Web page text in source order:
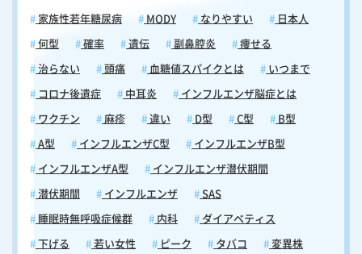
えます。もし「痛くない」方法でワクチン接種をお考えでしたら、従来
の注射型インフルエンザワクチンではなく、フルミスト点鼻液をお勧め
3】注射型ワクチンと併用は可能ですか？ 可能です。例えば、2回接種
対象者で1回目を注射型、2回目をフルミスト点鼻液で接種することがで
ん)。 【フルミスト点鼻液（経鼻インフルエンザワクチン）｜質問4】卵
アレルギーがある人でも接種可能ですか？ フルミスト点鼻液には卵成分
るアナフィラキシーの既往がある方は、フルミスト点鼻液の接種を避け
てください。軽度のアレルギーについては、事前に医師にご相談くださ
ワクチンとは？ 生ワクチンとは、弱毒化された生きたウイルスを使用し
家族性若年糖尿病 MODY なりやすい 日本人
何型 確率 遺伝 副鼻腔炎 痩せる
治らない 頭痛 血糖値スパイクとは いつまで
コロナ後遺症 中耳炎 インフルエンザ脳症とは
ワクチン 麻疹 違い D型 C型 B型
A型 インフルエンザC型 インフルエンザB型
インフルエンザA型 インフルエンザ潜伏期間
潜伏期間 インフルエンザ SAS
睡眠時無呼吸症候群 内科 ダイアベティス
下げる 若い女性 ピーク タバコ 変異株